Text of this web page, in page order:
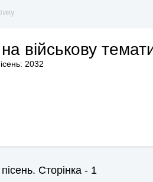
на військову
2032
Сторінка - 1